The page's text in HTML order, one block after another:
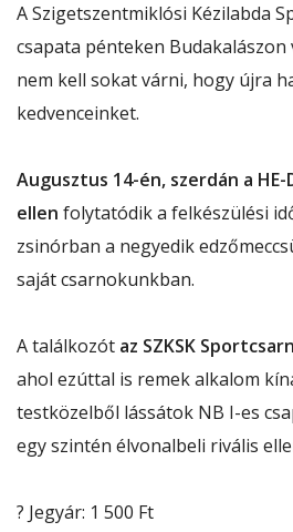
A Szigetszentmiklósi Kézilabda
csapata pénteken Budakalászon
nem kell sokat várni, hogy újra
kedvenceinket.
Augusztus 14-én, szerdán a HE-
ellen folytatódik a felkészülési
zsinórban a negyedik
saját csarnokunkban.
A találkozót az SZKSK
ahol ezúttal is remek alkalom
testközelből lássátok NB I-es
egy szintén élvonalbeli rivális
? Jegyár: 1 500 Ft